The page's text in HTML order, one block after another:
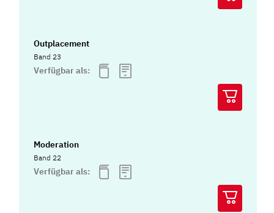
Outplacement
Band 23
Verfügbar als:
Moderation
Band 22
Verfügbar als: